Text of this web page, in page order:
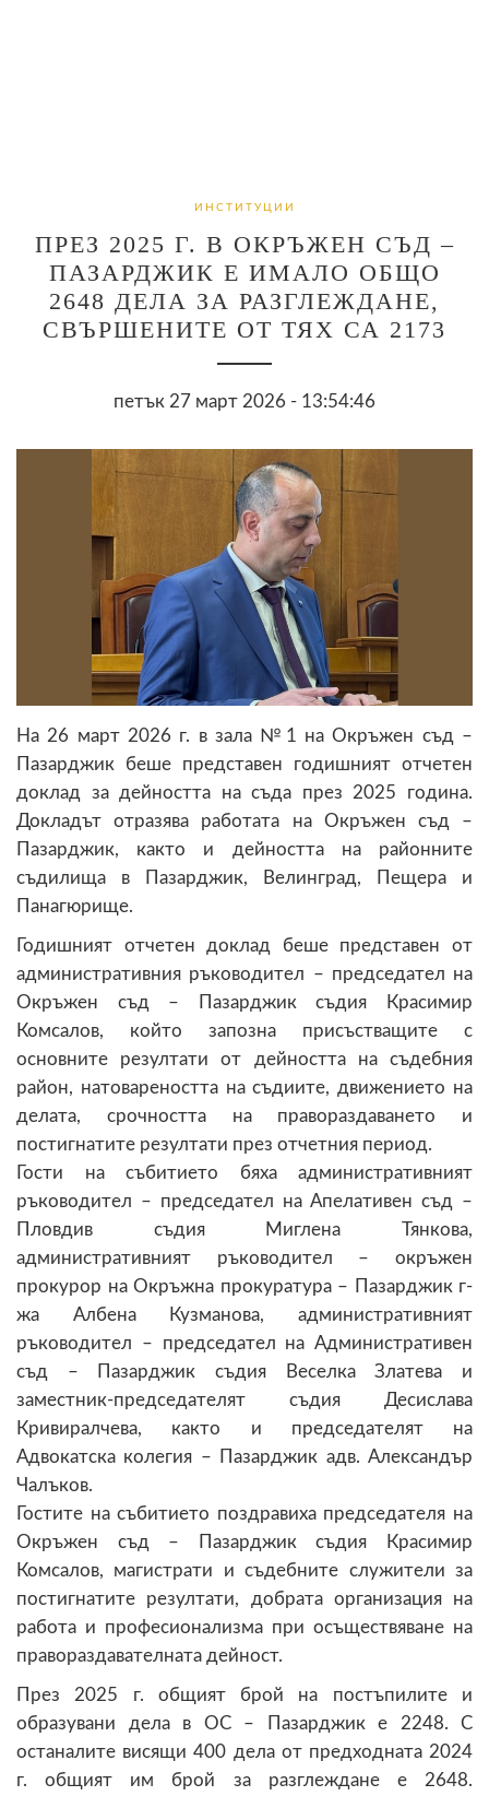
ИНСТИТУЦИИ
ПРЕЗ 2025 Г. В ОКРЪЖЕН СЪД –
ПАЗАРДЖИК Е ИМАЛО ОБЩО
2648 ДЕЛА ЗА РАЗГЛЕЖДАНЕ,
СВЪРШЕНИТЕ ОТ ТЯХ СА 2173
петък 27 март 2026 - 13:54:46
На 26 март 2026 г. в зала №1 на Окръжен съд –
Пазарджик беше представен годишният отчетен
доклад за дейността на съда през 2025 година.
Докладът отразява работата на Окръжен съд –
Пазарджик, както и дейността на районните
съдилища в Пазарджик, Велинград, Пещера и
Панагюрище.
Годишният отчетен доклад беше представен от
административния ръководител – председател на
Окръжен съд – Пазарджик съдия Красимир
Комсалов, който запозна присъстващите с
основните резултати от дейността на съдебния
район, натовареността на съдиите, движението на
делата, срочността на правораздаването и
постигнатите резултати през отчетния период.
Гости на събитието бяха административният
ръководител – председател на Апелативен съд –
Пловдив съдия Миглена Тянкова,
административният ръководител – окръжен
прокурор на Окръжна прокуратура – Пазарджик г-
жа Албена Кузманова, административният
ръководител – председател на Административен
съд – Пазарджик съдия Веселка Златева и
заместник-председателят съдия Десислава
Кривиралчева, както и председателят на
Адвокатска колегия – Пазарджик адв. Александър
Чалъков.
Гостите на събитието поздравиха председателя на
Окръжен съд – Пазарджик съдия Красимир
Комсалов, магистрати и съдебните служители за
постигнатите резултати, добрата организация на
работа и професионализма при осъществяване на
правораздавателната дейност.
През 2025 г. общият брой на постъпилите и
образувани дела в ОС – Пазарджик е 2248. С
останалите висящи 400 дела от предходната 2024
г. общият им брой за разглеждане е 2648.